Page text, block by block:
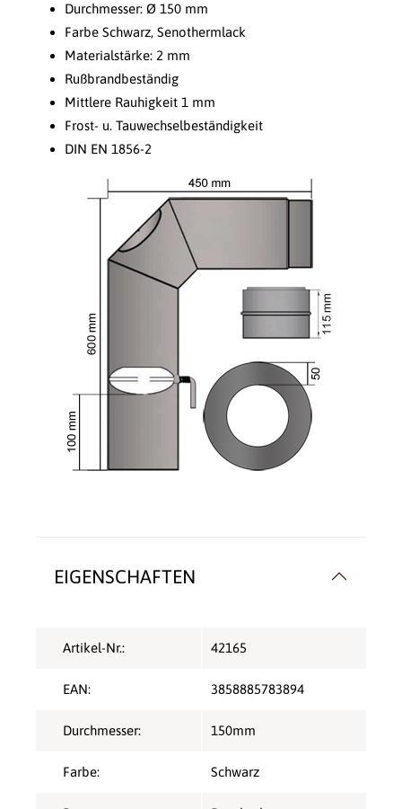
Durchmesser: Ø 150 mm
Farbe Schwarz, Senothermlack
Materialstärke: 2 mm
Rußbrandbeständig
Mittlere Rauhigkeit 1 mm
Frost- u. Tauwechselbeständigkeit
DIN EN 1856-2
EIGENSCHAFTEN
Artikel-Nr.: 42165
EAN: 3858885783894
Durchmesser: 150mm
Farbe: Schwarz